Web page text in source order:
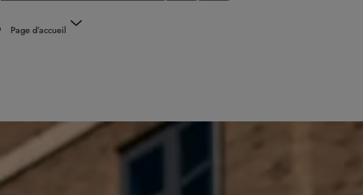
Page d’accueil